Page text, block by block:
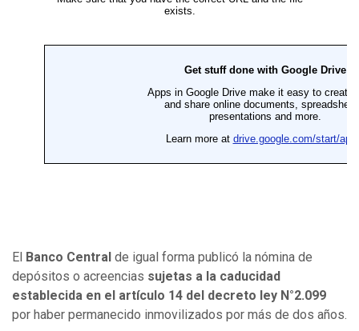
El Banco Central de igual forma publicó la nómina de
depósitos o acreencias sujetas a la caducidad
establecida en el artículo 14 del decreto ley N°2.099
por haber permanecido inmovilizados por más de dos años.